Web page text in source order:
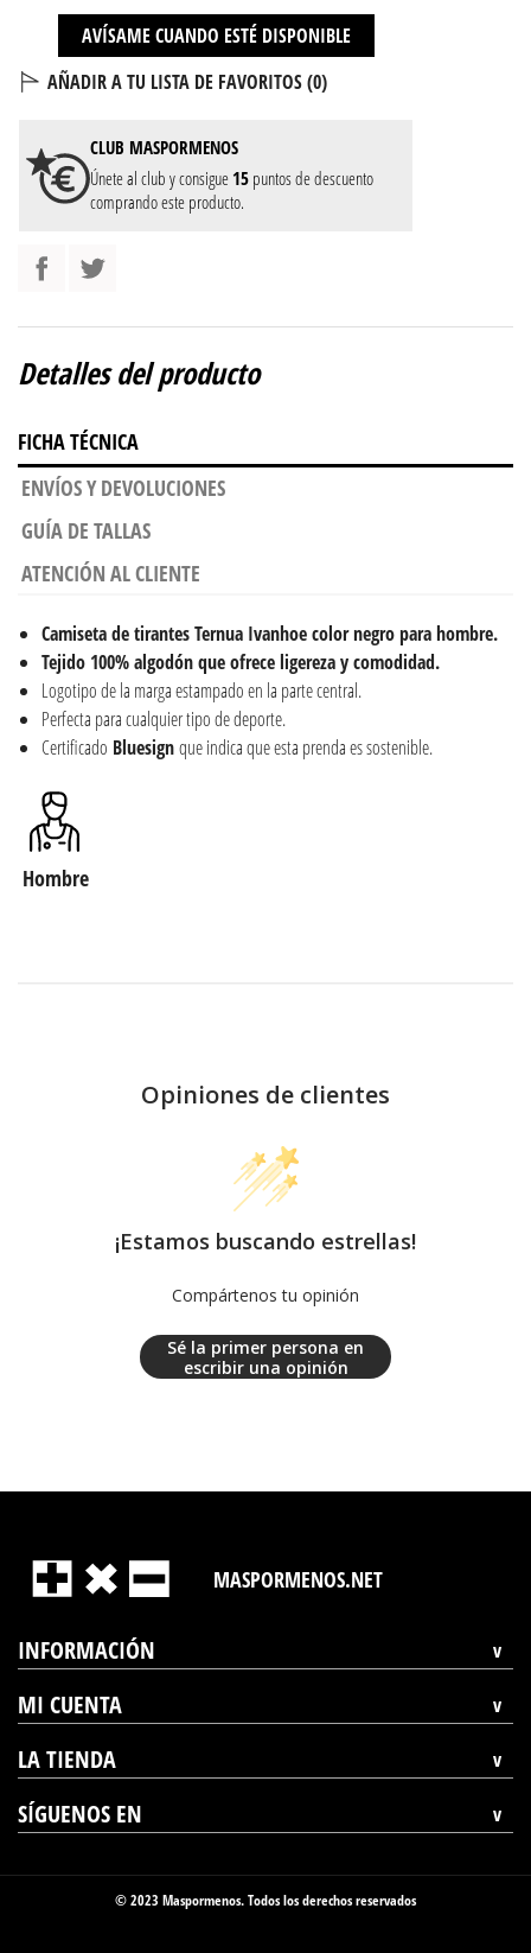
AVÍSAME CUANDO ESTÉ DISPONIBLE
AÑADIR A TU LISTA DE FAVORITOS (0)
CLUB MASPORMENOS
Únete al club y consigue 15 puntos de descuento
comprando este producto.
Detalles del producto
FICHA TÉCNICA
ENVÍOS Y DEVOLUCIONES
GUÍA DE TALLAS
ATENCIÓN AL CLIENTE
Camiseta de tirantes Ternua Ivanhoe color negro para hombre.
Tejido 100% algodón que ofrece ligereza y comodidad.
Logotipo de la marga estampado en la parte central.
Perfecta para cualquier tipo de deporte.
Certificado Bluesignque indica que esta prenda es sostenible.
Hombre
Opiniones de clientes
¡Estamos buscando estrellas!
Compártenos tu opinión
Sé la primer persona en
escribir una opinión
MASPORMENOS.NET
INFORMACIÓN
MI CUENTA
LA TIENDA
SÍGUENOS EN
© 2023 Maspormenos. Todos los derechos reservados